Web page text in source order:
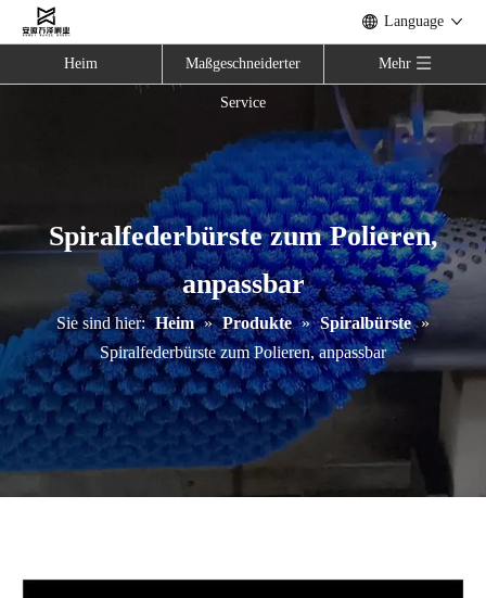
Language
Heim Maßgeschneiderter
Service
Mehr
Spiralfederbürste zum Polieren,
anpassbar
Sie sind hier: Heim » Produkte » Spiralbürste »
Spiralfederbürste zum Polieren, anpassbar